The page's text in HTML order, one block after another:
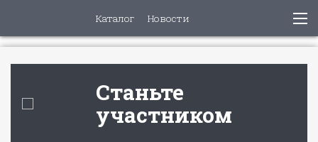
Каталог Новости
Станьте
участником